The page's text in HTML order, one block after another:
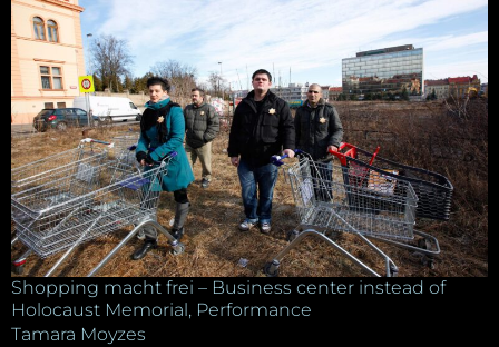
Shopping macht frei – Business center instead of
Holocaust Memorial, Performance
Tamara Moyzes